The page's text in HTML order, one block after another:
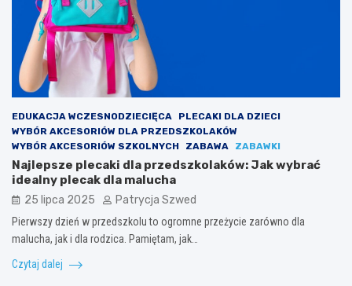
EDUKACJA WCZESNODZIECIĘCA
PLECAKI DLA DZIECI
WYBÓR AKCESORIÓW DLA PRZEDSZKOLAKÓW
WYBÓR AKCESORIÓW SZKOLNYCH
ZABAWA ZABAWKI
Najlepsze plecaki dla przedszkolaków: Jak wybrać
idealny plecak dla malucha
25 lipca 2025 Patrycja Szwed
Pierwszy dzień w przedszkolu to ogromne przeżycie zarówno dla
malucha, jak i dla rodzica. Pamiętam, jak…
Czytaj dalej